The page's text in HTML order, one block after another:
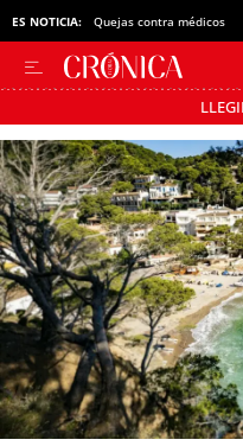
ES NOTICIA: Quejas contra médicos
Pásate al